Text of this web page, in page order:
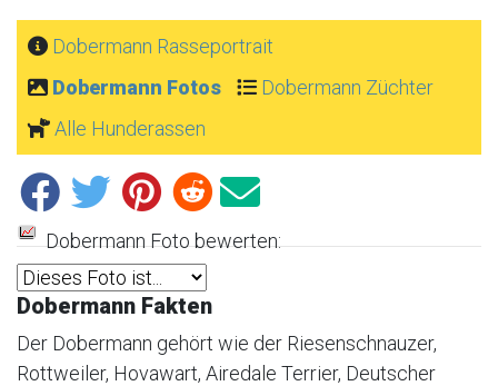
Dobermann Rasseportrait
Dobermann Fotos
Dobermann Züchter
Alle Hunderassen
Dobermann Foto bewerten:
Dobermann Fakten
Der Dobermann gehört wie der Riesenschnauzer,
Rottweiler, Hovawart, Airedale Terrier, Deutscher